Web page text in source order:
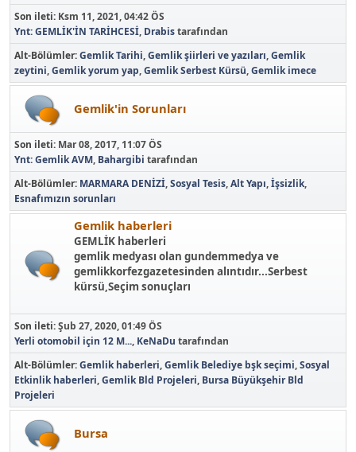
Son ileti: Ksm 11, 2021, 04:42 ÖS
Ynt: GEMLİK'İN TARİHCESİ, Drabistarafından
Alt-Bölümler Gemlik Tarihi Gemlik şiirleri ve yazıları Gemlik
zeytini Gemlik yorum yap Gemlik Serbest Kürsü Gemlik imece
Gemlik'in Sorunları
Son ileti: Mar 08, 2017, 11:07 ÖS
Ynt: Gemlik AVM, Bahargibi tarafından
Alt-Bölümler MARMARA DENİZİ Sosyal Tesis Alt Yapı İşsizlik
Esnafımızın sorunları
Gemlik haberleri
GEMLİK haberleri
gemlik medyası olan gundemmedya ve
gemlikkorfezgazetesinden alıntıdır...Serbest
kürsü,Seçim sonuçları
Son ileti:Şub 27, 2020, 01:49 ÖS
Yerli otomobil için 12 M..., KeNaDu tarafından
Alt-Bölümler Gemlik haberleri Gemlik Belediye bşk seçimi Sosyal
Etkinlik haberleri Gemlik Bld Projeleri Bursa Büyükşehir Bld
Projeleri
Bursa